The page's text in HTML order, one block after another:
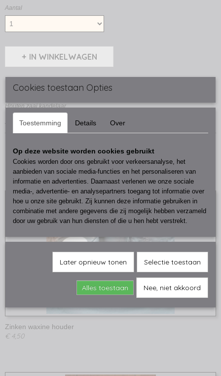
Aantal
IN WINKELWAGEN
Omschrijving
Houten zaai kandelaar
20 cm
Ook interessant
Zinken waxine houder
€ 4,50
Cookies toestaan Opties
Toestemming Details Over
Op deze website worden cookies gebruikt
Cookies worden door ons gebruikt voor verkeersanalyse, het
aanbieden van sociale media-functies en het personaliseren van
informatie en advertenties. Daarnaast verlenen we onze sociale
media-, advertentie- en analysepartners toegang tot informatie over
hoe u onze site gebruikt. Zij kunnen deze informatie gebruiken in
combinatie met andere gegevens die zij mogelijk hebben verzameld
door uw gebruik van hun diensten of die u hen hebt verstrekt.
Later opnieuw tonen Selectie toestaan
Alles toestaan Nee, niet akkoord